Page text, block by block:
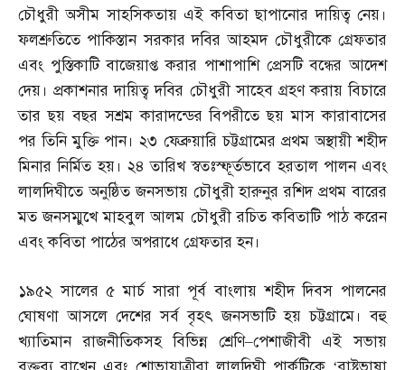
চৌধুরী অসীম সাহসিকতায় এই কবিতা ছাপানোর দায়িত্ব নেয়।
ফলশ্রুতিতে পাকিস্তান সরকার দবির আহমদ চৌধুরীকে গ্রেফতার
এবং পুস্তিকাটি বাজেয়াপ্ত করার পাশাপাশি প্রেসটি বন্ধের আদেশ
দেয়। প্রকাশনার দায়িত্ব দবির চৌধুরী সাহেব গ্রহণ করায় বিচারে
তার ছয় বছর সশ্রম কারাদন্ডের বিপরীতে ছয় মাস কারাবাসের
পর তিনি মুক্তি পান। ২৩ ফেব্রুয়ারি চট্টগ্রামের প্রথম অস্থায়ী শহীদ
মিনার নির্মিত হয়। ২৪ তারিখ স্বতঃস্ফূর্তভাবে হরতাল পালন এবং
লালদিঘীতে অনুষ্ঠিত জনসভায় চৌধুরী হারুনুর রশিদ প্রথম বারের
মত জনসম্মুখে মাহবুল আলম চৌধুরী রচিত কবিতাটি পাঠ করেন
এবং কবিতা পাঠের অপরাধে গ্রেফতার হন।
১৯৫২ সালের ৫ মার্চ সারা পূর্ব বাংলায় শহীদ দিবস পালনের
ঘোষণা আসলে দেশের সর্ব বৃহৎ জনসভাটি হয় চট্টগ্রামে। বহু
খ্যাতিমান রাজনীতিকসহ বিভিন্ন শ্রেণি–পেশাজীবী এই সভায়